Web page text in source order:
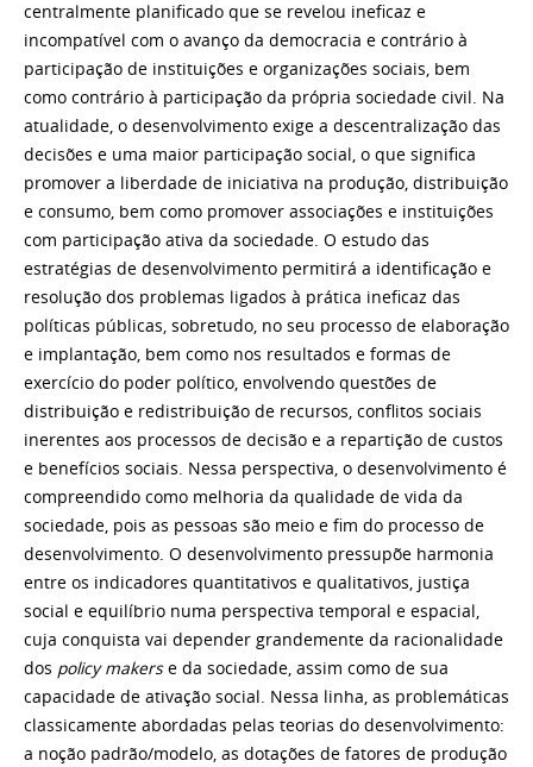
centralmente planificado que se revelou ineficaz e
incompatível com o avanço da democracia e contrário à
participação de instituições e organizações sociais, bem
como contrário à participação da própria sociedade civil. Na
atualidade, o desenvolvimento exige a descentralização das
decisões e uma maior participação social, o que significa
promover a liberdade de iniciativa na produção, distribuição
e consumo, bem como promover associações e instituições
com participação ativa da sociedade. O estudo das
estratégias de desenvolvimento permitirá a identificação e
resolução dos problemas ligados à prática ineficaz das
políticas públicas, sobretudo, no seu processo de elaboração
e implantação, bem como nos resultados e formas de
exercício do poder político, envolvendo questões de
distribuição e redistribuição de recursos, conflitos sociais
inerentes aos processos de decisão e a repartição de custos
e benefícios sociais. Nessa perspectiva, o desenvolvimento é
compreendido como melhoria da qualidade de vida da
sociedade, pois as pessoas são meio e fim do processo de
desenvolvimento. O desenvolvimento pressupõe harmonia
entre os indicadores quantitativos e qualitativos, justiça
social e equilíbrio numa perspectiva temporal e espacial,
cuja conquista vai depender grandemente da racionalidade
dos policy makerse da sociedade, assim como de sua
capacidade de ativação social. Nessa linha, as problemáticas
classicamente abordadas pelas teorias do desenvolvimento:
a noção padrão/modelo, as dotações de fatores de produção